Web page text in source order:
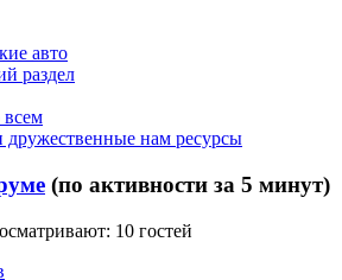
авто
раздел
всем
дружественные нам ресурсы
(по активности за 5 минут)
10 гостей